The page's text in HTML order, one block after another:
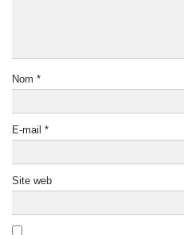
Nom *
E-mail *
Site web